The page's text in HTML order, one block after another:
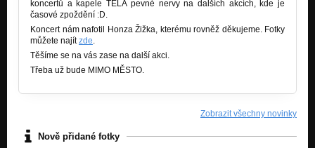
koncertů a kapele TĚLA pevné nervy na dalších akcích, kde je
časové zpoždění :D.
Koncert nám nafotil Honza Žižka, kterému rovněž děkujeme. Fotky
můžete najítzde.
Těšíme se na vás zase na další akci.
Třeba už bude MIMO MĚSTO.
Zobrazit všechny novinky
Nově přidané fotky